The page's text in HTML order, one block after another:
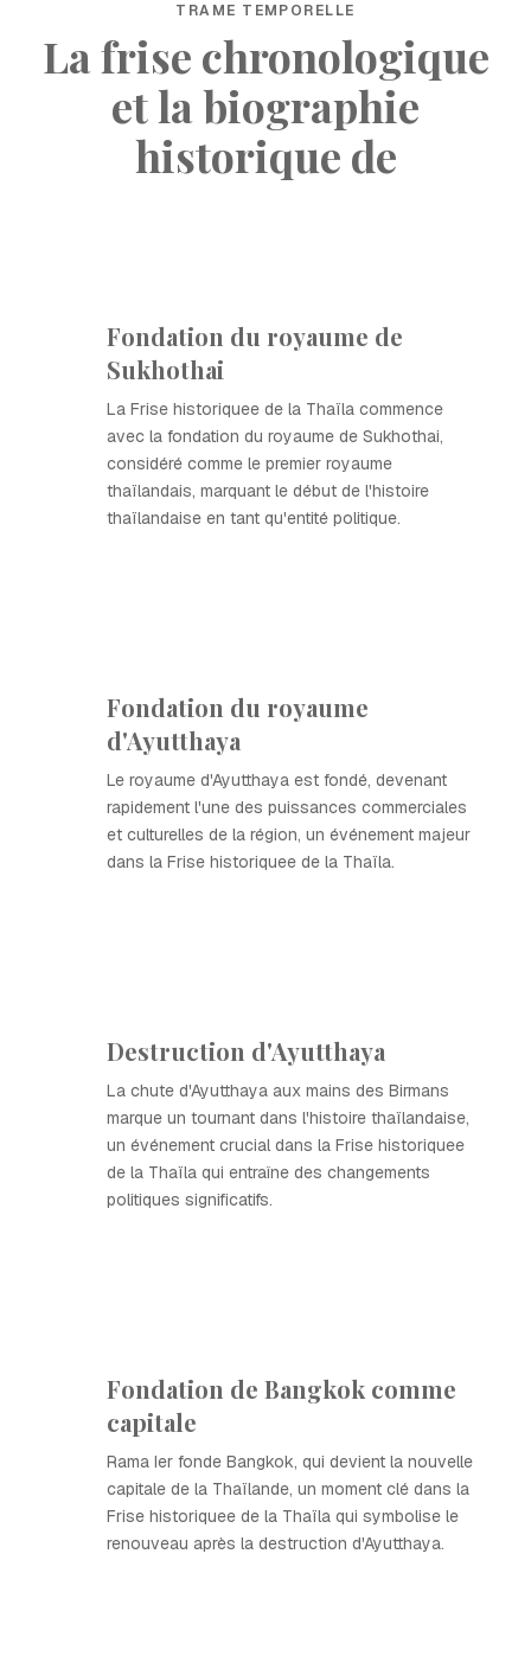
TRAME TEMPORELLE
La frise chronologique
et la biographie
historique de
Fondation du royaume de
Sukhothai
La Frise historiquee de la Thaïla commence
avec la fondation du royaume de Sukhothai,
considéré comme le premier royaume
thaïlandais, marquant le début de l'histoire
thaïlandaise en tant qu'entité politique.
Fondation du royaume
d'Ayutthaya
Le royaume d'Ayutthaya est fondé, devenant
rapidement l'une des puissances commerciales
et culturelles de la région, un événement majeur
dans la Frise historiquee de la Thaïla.
Destruction d'Ayutthaya
La chute d'Ayutthaya aux mains des Birmans
marque un tournant dans l'histoire thaïlandaise,
un événement crucial dans la Frise historiquee
de la Thaïla qui entraîne des changements
politiques significatifs.
Fondation de Bangkok comme
capitale
Rama Ier fonde Bangkok, qui devient la nouvelle
capitale de la Thaïlande, un moment clé dans la
Frise historiquee de la Thaïla qui symbolise le
renouveau après la destruction d'Ayutthaya.